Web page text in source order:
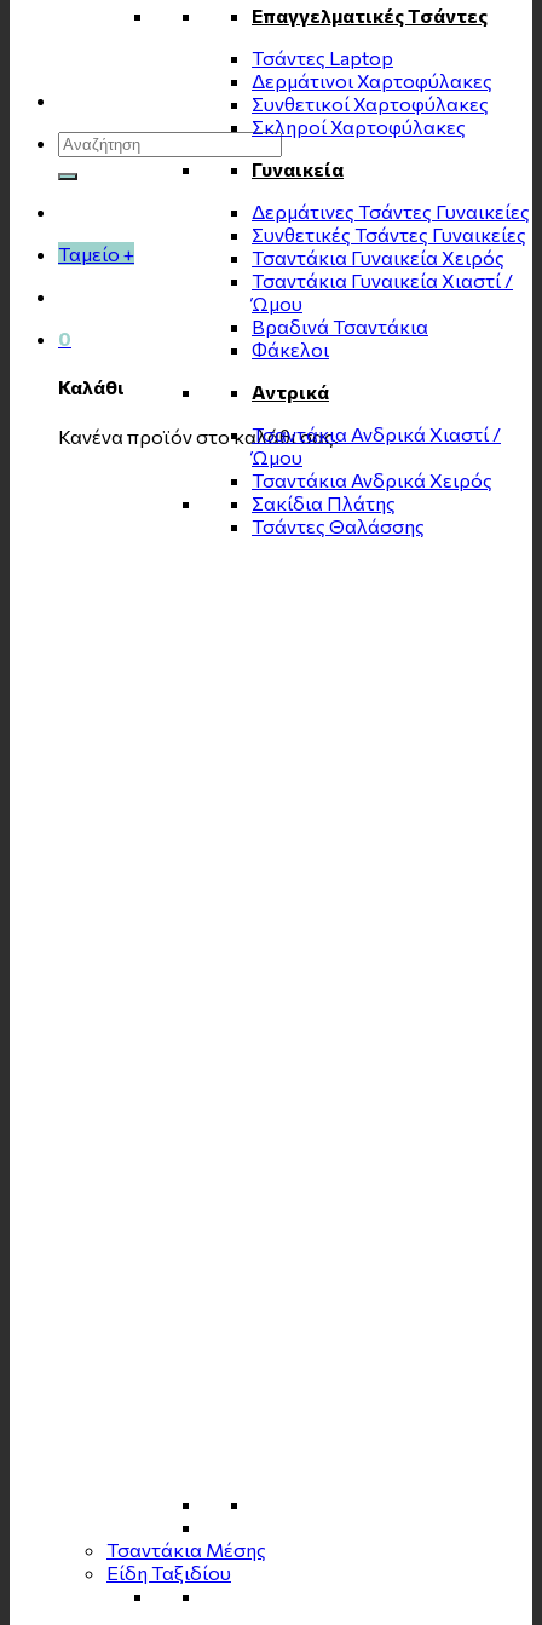
Αναζήτηση
για:
Ταμείο +
0
Καλάθι
Κανένα προϊόν στο καλάθι σας.
Επαγγελματικές Τσάντες
Τσάντες Laptop
Δερμάτινοι Χαρτοφύλακες
Συνθετικοί Χαρτοφύλακες
Σκληροί Χαρτοφύλακες
Γυναικεία
Δερμάτινες Τσάντες Γυναικείες
Συνθετικές Τσάντες Γυναικείες
Τσαντάκια Γυναικεία Χειρός
Τσαντάκια Γυναικεία Χιαστί /
Ώμου
Βραδινά Τσαντάκια
Φάκελοι
Αντρικά
Τσαντάκια Ανδρικά Χιαστί /
Ώμου
Τσαντάκια Ανδρικά Χειρός
Σακίδια Πλάτης
Τσάντες Θαλάσσης
Τσαντάκια Μέσης
Είδη Ταξιδίου